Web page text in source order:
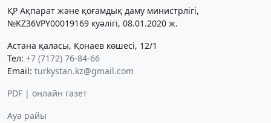
ҚР Ақпарат және қоғамдық даму министрлігі,
№KZ36VPY00019169 куәлігі, 08.01.2020 ж.
Астана қаласы, Қонаев көшесі, 12/1
Тел: +7 (7172) 76-84-66
Email: turkystan.kz@gmail.com
PDF | онлайн газет
Ауа райы